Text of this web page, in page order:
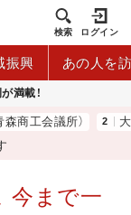
検索 ログイン
振興 あの人を
満載！
工会議所） 大地
今まで一